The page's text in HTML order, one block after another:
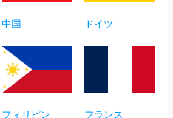
中国 ドイツ
フィリピン フランス